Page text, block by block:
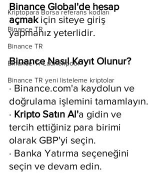
Kriptopara Borsa referans kodları
Binance TR
Binance TR
Binance Tr Launchpool
Binance TR yeni listeleme kriptolar
Binance Global'de hesap
açmak için siteye giriş
yapmanız yeterlidir.
Binance Nasıl Kayıt Olunur?
· Binance.com'a kaydolun ve
doğrulama işlemini tamamlayın.
· Kripto Satın Al'a gidin ve
tercih ettiğiniz para birimi
olarak GBP'yi seçin.
· Banka Yatırma seçeneğini
seçin ve devam edin.